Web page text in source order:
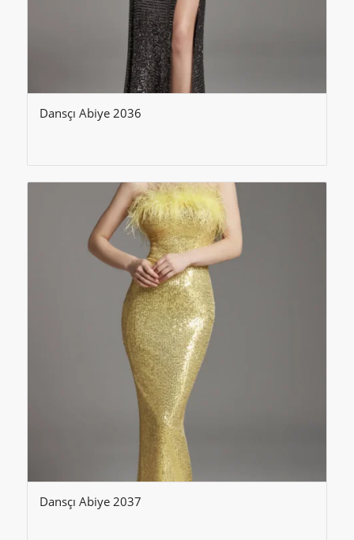
Dansçı Abiye 2036
Dansçı Abiye 2037